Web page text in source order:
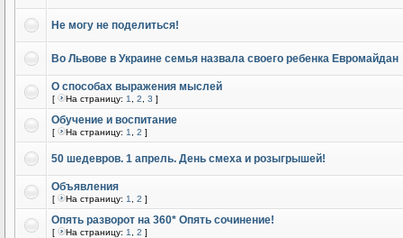
Не могу не поделиться!
Во Львове в Украине семья назвала своего ребенка Евромайдан
О способах выражения мыслей
[ На страницу: 1 2 3 ]
Обучение и воспитание
[ На страницу: 1 2 ]
50 шедевров. 1 апрель. День смеха и розыгрышей!
Объявления
[ На страницу: 1 2 ]
Опять разворот на 360* Опять сочинение!
[ На страницу: 1 2 ]